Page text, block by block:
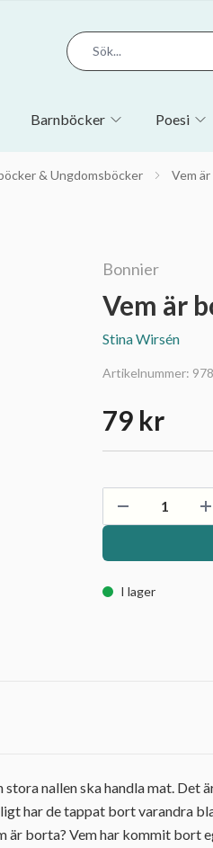
Barnböcker Poesi
& Ungdomsböcker Vem
Bonnier
Vem är
Stina Wirsén
Artikelnummer:
79 kr
I lager
stora nallen ska handla mat. Det
har de tappat bort varandra
är borta? Vem har kommit bort